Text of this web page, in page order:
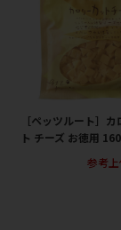
［ペッツルート］
ト チーズ お徳用
参考上